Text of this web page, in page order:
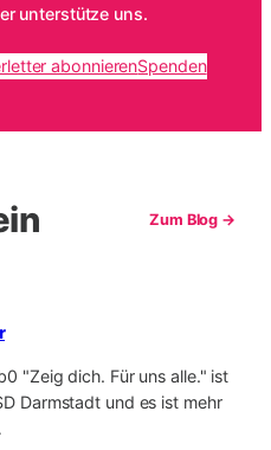
unterstütze uns.
abonnierenSpenden
Zum Blog →
"Zeig dich. Für uns alle." ist
Darmstadt und es ist mehr